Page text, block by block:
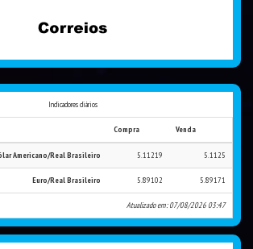
Indicadores diários
Compra Venda
Americano/Real Brasileiro 5.11219 5.1125
Euro/Real Brasileiro 5.89102 5.89171
Atualizado em: 07/08/2026 03:47